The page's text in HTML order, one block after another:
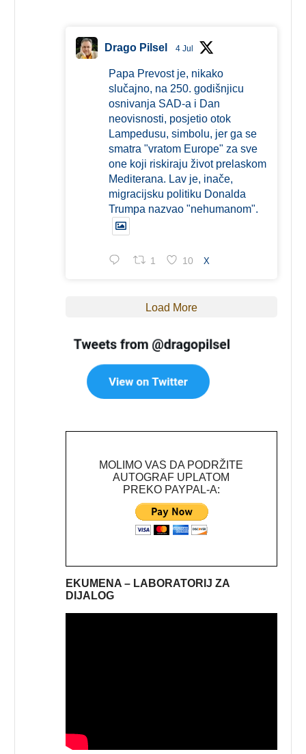
Drago Pilsel 4 Jul
Papa Prevost je, nikako
slučajno, na 250. godišnjicu
osnivanja SAD-a i Dan
neovisnosti, posjetio otok
Lampedusu, simbolu, jer ga se
smatra "vratom Europe" za sve
one koji riskiraju život prelaskom
Mediterana. Lav je, inače,
migracijsku politiku Donalda
Trumpa nazvao "nehumanom".
1 10 X
Load More
MOLIMO VAS DA PODRŽITE
AUTOGRAF UPLATOM
PREKO PAYPAL-A:
EKUMENA – LABORATORIJ ZA
DIJALOG